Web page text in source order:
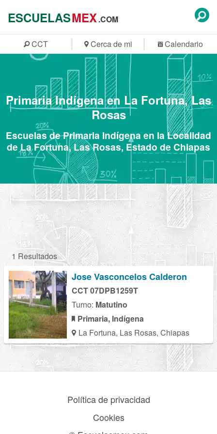
ESCUELASMEX.COM
CCT Cerca de mi Calendario
Primaria Indígena en La Fortuna, Las
Rosas
Escuelas de Primaria Indígena en la Localidad
de La Fortuna, Las Rosas, Estado de Chiapas
1 Resultados
Jose Vasconcelos Calderon
CCT 07DPB1259T
Turno: Matutino
Primaria, Indígena
La Fortuna, Las Rosas, Chiapas
Política de privacidad
Cookies